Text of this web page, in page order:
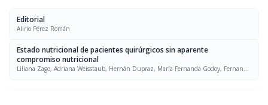
Editorial
Alirio Pérez Román
Estado nutricional de pacientes quirúrgicos sin aparente
compromiso nutricional
Liliana Zago, Adriana Weisstaub, Hernán Dupraz, María Fernanda Godoy, Fernando